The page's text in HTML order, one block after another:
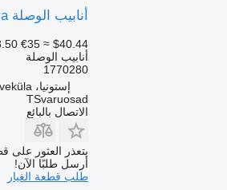
أنابيب الوصلة Scania أنبوب العادم 1770280 لـ السيارات القاطرة Scania R420
€35 ≈ $40.44
أنابيب الوصلة
1770280
إستونيا، Kõrveküla
TSvaruosad
الاتصال بالبائع
يتعذر العثور على
أرسل طلبًا الآن!
طلب قطعة الغيار